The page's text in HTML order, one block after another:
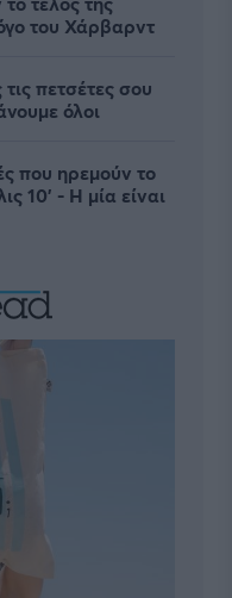
του Χάρβαρντ
πετσέτες σου
όλοι
που ηρεμούν το
10' - Η μία είναι